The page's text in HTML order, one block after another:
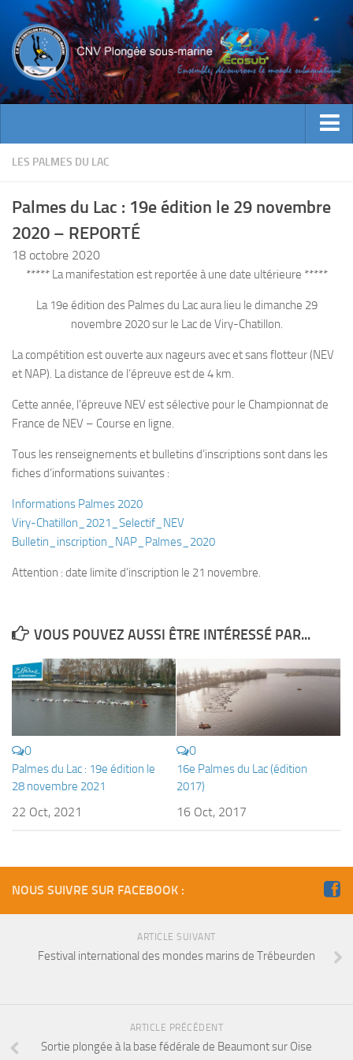
ACTUALITES
INFOS CNV
Contacts
Encadrement
Historique
Plouf
ECOLE DE PLONGEE
Formations
Jeune plongeur
Plongeur N2
Moniteur Fédéral
Organisation
Responsables
APNEE
Sorties 2021
LES PALMES DU LAC
Palmes du Lac : 19e édition le 29 novembre
2020 – REPORTÉ
18 octobre 2020
***** La manifestation est reportée à une date ultérieure *****
La 19e édition des Palmes du Lac aura lieu le dimanche 29
novembre 2020 sur le Lac de Viry-Chatillon.
La compétition est ouverte aux nageurs avec et sans flotteur (NEV
et NAP). La distance de l’épreuve est de 4 km.
Cette année, l’épreuve NEV est sélective pour le Championnat de
France de NEV – Course en ligne.
Tous les renseignements et bulletins d’inscriptions sont dans les
fiches d’informations suivantes :
Informations Palmes 2020
Viry-Chatillon_2021_Selectif_NEV
Bulletin_inscription_NAP_Palmes_2020
Attention : date limite d’inscription le 21 novembre.
VOUS POUVEZ AUSSI ÊTRE INTÉRESSÉ PAR...
0
Palmes du Lac : 19e édition le
28 novembre 2021
22 Oct, 2021
0
16e Palmes du Lac (édition
2017)
16 Oct, 2017
NOUS SUIVRE SUR FACEBOOK :
ARTICLE SUIVANT
Festival international des mondes marins de Trébeurden
ARTICLE PRÉCÉDENT
Sortie plongée à la base fédérale de Beaumont sur Oise